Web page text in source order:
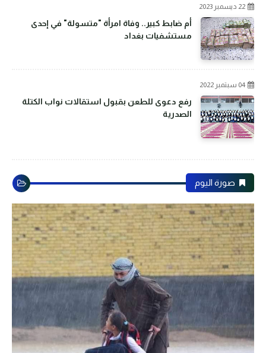
22 ديسمبر 2023
أم ضابط كبير.. وفاة امرأة "متسولة" في إحدى
مستشفيات بغداد
04 سبتمبر 2022
رفع دعوى للطعن بقبول استقالات نواب الكتلة
الصدرية
صورة اليوم